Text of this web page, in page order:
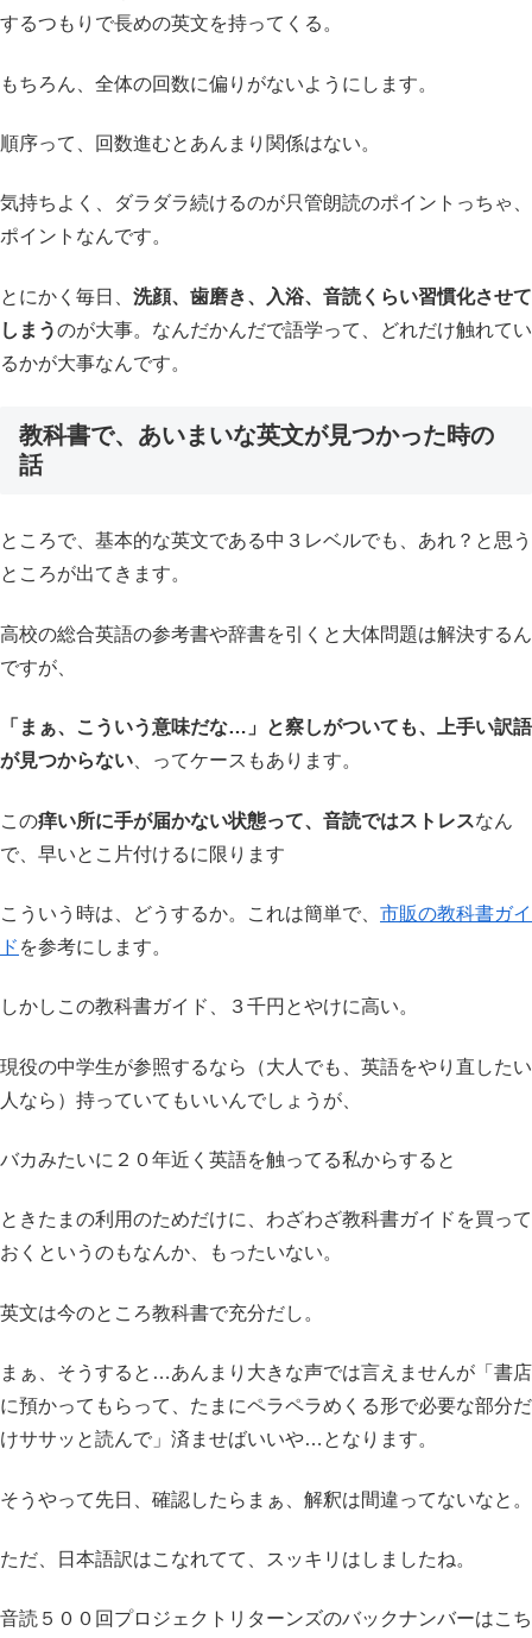
するつもりで長めの英文を持ってくる。
もちろん、全体の回数に偏りがないようにします。
順序って、回数進むとあんまり関係はない。
気持ちよく、ダラダラ続けるのが只管朗読のポイントっちゃ、
ポイントなんです。
とにかく毎日、 洗顔、歯磨き、入浴、音読くらい習慣化させて
しまうのが大事。なんだかんだで語学って、どれだけ触れてい
るかが大事なんです。
教科書で、あいまいな英文が見つかった時の
話
ところで、基本的な英文である中３レベルでも、あれ？と思う
ところが出てきます。
高校の総合英語の参考書や辞書を引くと大体問題は解決するん
ですが、
「まぁ、こういう意味だな…」と察しがついても、上手い訳語
が見つからない 、ってケースもあります。
この痒い所に手が届かない状態って、音読ではストレスなん
で、早いとこ片付けるに限ります
こういう時は、どうするか。これは簡単で、 市販の教科書ガイ
ド を参考にします。
しかしこの教科書ガイド、３千円とやけに高い。
現役の中学生が参照するなら（大人でも、英語をやり直したい
人なら）持っていてもいいんでしょうが、
バカみたいに２０年近く英語を触ってる私からすると
ときたまの利用のためだけに、わざわざ教科書ガイドを買って
おくというのもなんか、もったいない。
英文は今のところ教科書で充分だし。
まぁ、そうすると…あんまり大きな声では言えませんが「書店
に預かってもらって、たまにペラペラめくる形で必要な部分だ
けササッと読んで」済ませばいいや…となります。
そうやって先日、確認したらまぁ、解釈は間違ってないなと。
ただ、日本語訳はこなれてて、スッキリはしましたね。
音読５００回プロジェクトリターンズのバックナンバーはこち